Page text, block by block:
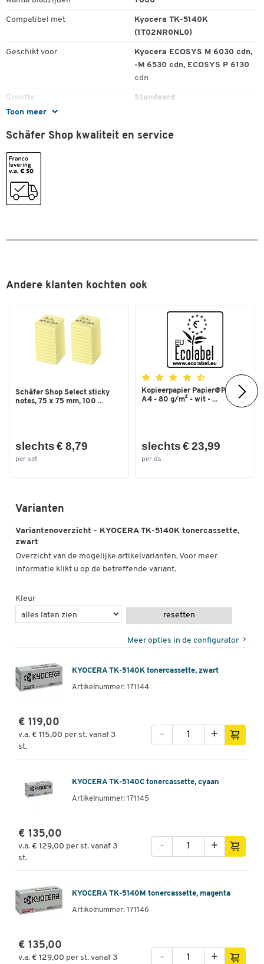
Toon meer
Compatibel met
Kyocera TK-5140K
(1T02NR0NL0)
Geschikt voor
Kyocera ECOSYS M 6030 cdn,
-M 6530 cdn, ECOSYS P 6130
cdn
Grootte Standaard
Origineel toebehoren
Recyclageprogramma Kyocera-recyclingprogramma
Spaarpaket
Type
Kleuren
Schäfer Shop kwaliteit en service
Andere klanten kochten ook
Schäfer Shop Select sticky
notes, 75 x 75 mm, 100 ...
slechts € 8,79
per set
Kopieerpapier Papier@Print -
A4 - 80 g/m² - wit - ...
slechts € 23,99
per ds
Varianten
Variantenoverzicht - KYOCERA TK-5140K tonercassette,
zwart
Overzicht van de mogelijke artikelvarianten. Voor meer
informatie klikt u op de betreffende variant.
Kleur
resetten
Meer opties in de configurator
KYOCERA TK-5140K tonercassette, zwart
Artikelnummer: 171144
€ 119,00
v.a. € 115,00 per st. vanaf 3
st.
+
-
KYOCERA TK-5140C tonercassette, cyaan
Artikelnummer: 171145
€ 135,00
v.a. € 129,00 per st. vanaf 3
st.
+
-
KYOCERA TK-5140M tonercassette, magenta
Artikelnummer: 171146
€ 135,00
v.a. € 129,00 per st. vanaf 3
+
-
Dubbelklik om in te zoomen